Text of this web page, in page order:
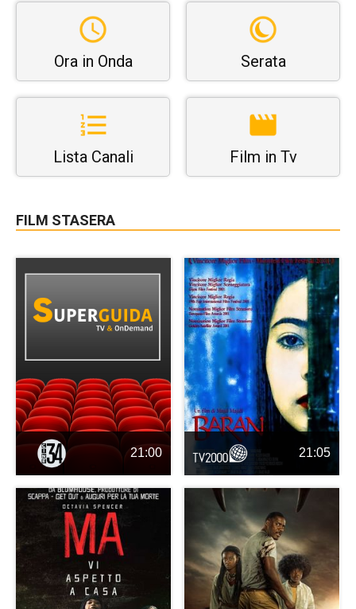
Ora in Onda Serata
Lista Canali Film in Tv
FILM STASERA
21:00 21:05